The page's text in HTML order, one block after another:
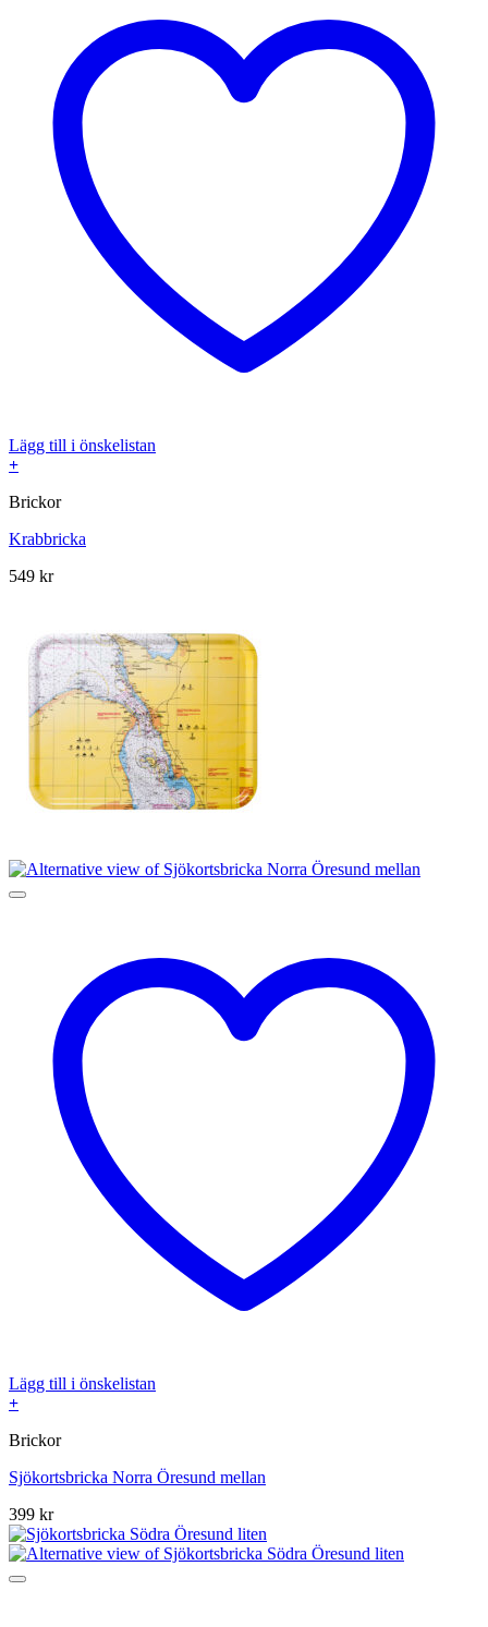
Lägg till i önskelistan
+
Brickor
Krabbricka
549 kr
Lägg till i önskelistan
+
Brickor
Sjökortsbricka Norra Öresund mellan
399 kr